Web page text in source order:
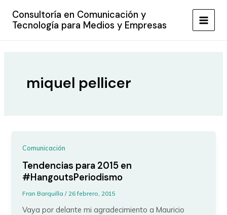
contenido
Consultoría en Comunicación y
Tecnología para Medios y Empresas
MAIN
miquel pellicer
Comunicación
Tendencias para 2015 en
#HangoutsPeriodismo
Fran Barquilla/26 febrero, 2015
Vaya por delante mi agradecimiento a Mauricio